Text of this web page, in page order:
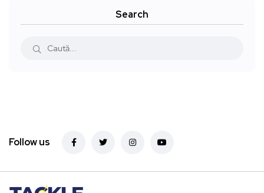
Search
Follow us